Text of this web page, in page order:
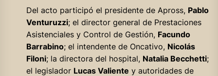
Del acto participó el presidente de Apross, Pablo
Venturuzzi; el director general de Prestaciones
Asistenciales y Control de Gestión, Facundo
Barrabino; el intendente de Oncativo, Nicolás
Filoni; la directora del hospital, Natalia Becchetti;
el legislador Lucas Valiente y autoridades de